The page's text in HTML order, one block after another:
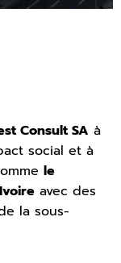
Consult SA à
social et à
le
avec des
la sous-